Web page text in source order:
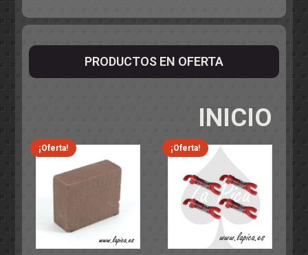
PRODUCTOS EN OFERTA
INICIO
¡Oferta! ¡Oferta!